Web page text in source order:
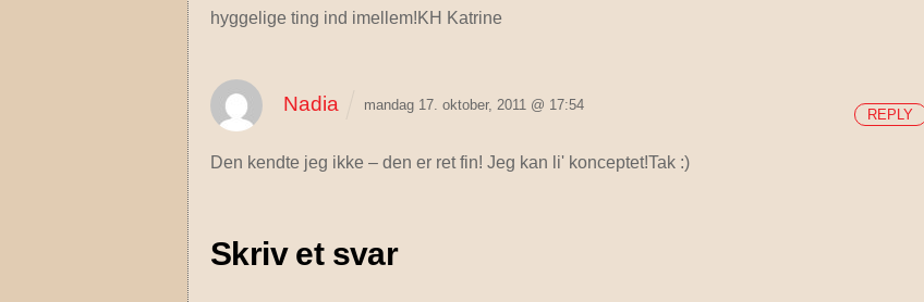
hyggelige ting ind imellem!KH Katrine
Nadia mandag 17. oktober, 2011 @ 17:54
Den kendte jeg ikke – den er ret fin! Jeg kan li' konceptet!Tak :)
REPLY
Skriv et svar